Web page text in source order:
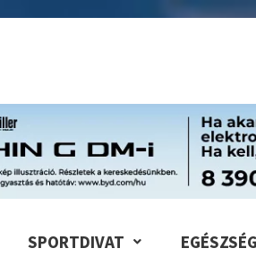
SPORTDIVAT EGÉSZSÉG